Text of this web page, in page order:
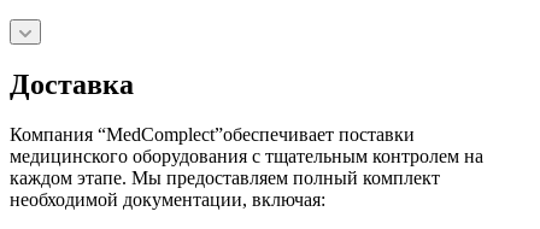
Доставка
Компания “MedComplect”обеспечивает поставки
медицинского оборудования с тщательным контролем на
каждом этапе. Мы предоставляем полный комплект
необходимой документации, включая: